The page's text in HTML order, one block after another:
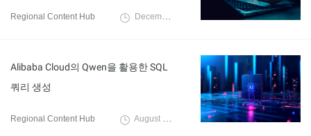
Regional Content Hub December 10, 2025
Alibaba Cloud의 Qwen을 활용한 SQL
쿼리 생성
Regional Content Hub August 4, 2025